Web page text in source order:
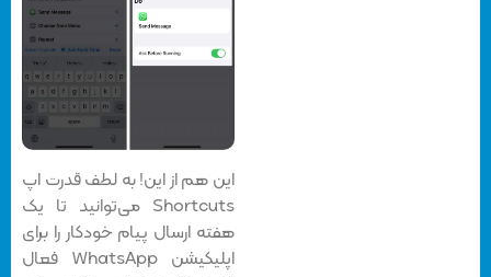
این هم از این! به لطف قدرت اپ
Shortcuts می‌توانید تا یک
هفته‌ ارسال پیام خودکار را برای
اپلیکیشن WhatsApp فعال